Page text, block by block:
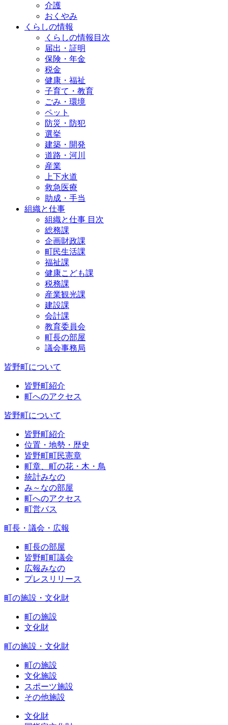
介護
おくやみ
くらしの情報
くらしの情報目次
届出・証明
保険・年金
税金
健康・福祉
子育て・教育
ごみ・環境
ペット
防災・防犯
選挙
建築・開発
道路・河川
産業
上下水道
救急医療
助成・手当
組織と仕事
組織と仕事 目次
総務課
企画財政課
町民生活課
福祉課
健康こども課
税務課
産業観光課
建設課
会計課
教育委員会
町長の部屋
議会事務局
皆野町について
皆野町紹介
町へのアクセス
皆野町について
皆野町紹介
位置・地勢・歴史
皆野町町民憲章
町章、町の花・木・鳥
統計みなの
み～なの部屋
町へのアクセス
町営バス
町長・議会・広報
町長の部屋
皆野町町議会
広報みなの
プレスリリース
町の施設・文化財
町の施設
文化財
町の施設・文化財
町の施設
文化施設
スポーツ施設
その他施設
文化財